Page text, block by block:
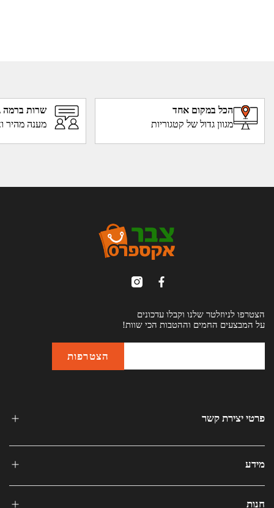
הכל במקום אחד
מגוון גדול של קטגוריות
שרות ברמה
מענה מהיר
הצטרפו לניוזלטר שלנו וקבלו עדכונים
על המבצעים החמים וההטבות הכי שוות!
פרטי יצירת קשר
מידע
חנות